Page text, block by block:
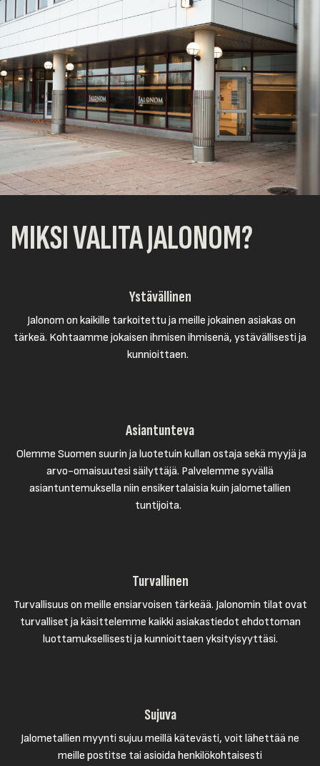
MIKSI VALITA JALONOM?
Ystävällinen
Jalonom on kaikille tarkoitettu ja meille jokainen asiakas on
tärkeä. Kohtaamme jokaisen ihmisen ihmisenä, ystävällisesti ja
kunnioittaen.
Asiantunteva
Olemme Suomen suurin ja luotetuin kullan ostaja sekä myyjä ja
arvo-omaisuutesi säilyttäjä. Palvelemme syvällä
asiantuntemuksella niin ensikertalaisia kuin jalometallien
tuntijoita.
Turvallinen
Turvallisuus on meille ensiarvoisen tärkeää. Jalonomin tilat ovat
turvalliset ja käsittelemme kaikki asiakastiedot ehdottoman
luottamuksellisesti ja kunnioittaen yksityisyyttäsi.
Sujuva
Jalometallien myynti sujuu meillä kätevästi, voit lähettää ne
meille postitse tai asioida henkilökohtaisesti